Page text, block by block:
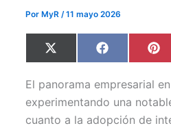
Por MyR/11 mayo 2026
Compartir
en
X
(
w
i
t
t
e
Compartir
en
F
a
e
b
o
o
k
en
P
i
t
e
r
e
s
El panorama empresarial
experimentando una
cuanto a la adopción de